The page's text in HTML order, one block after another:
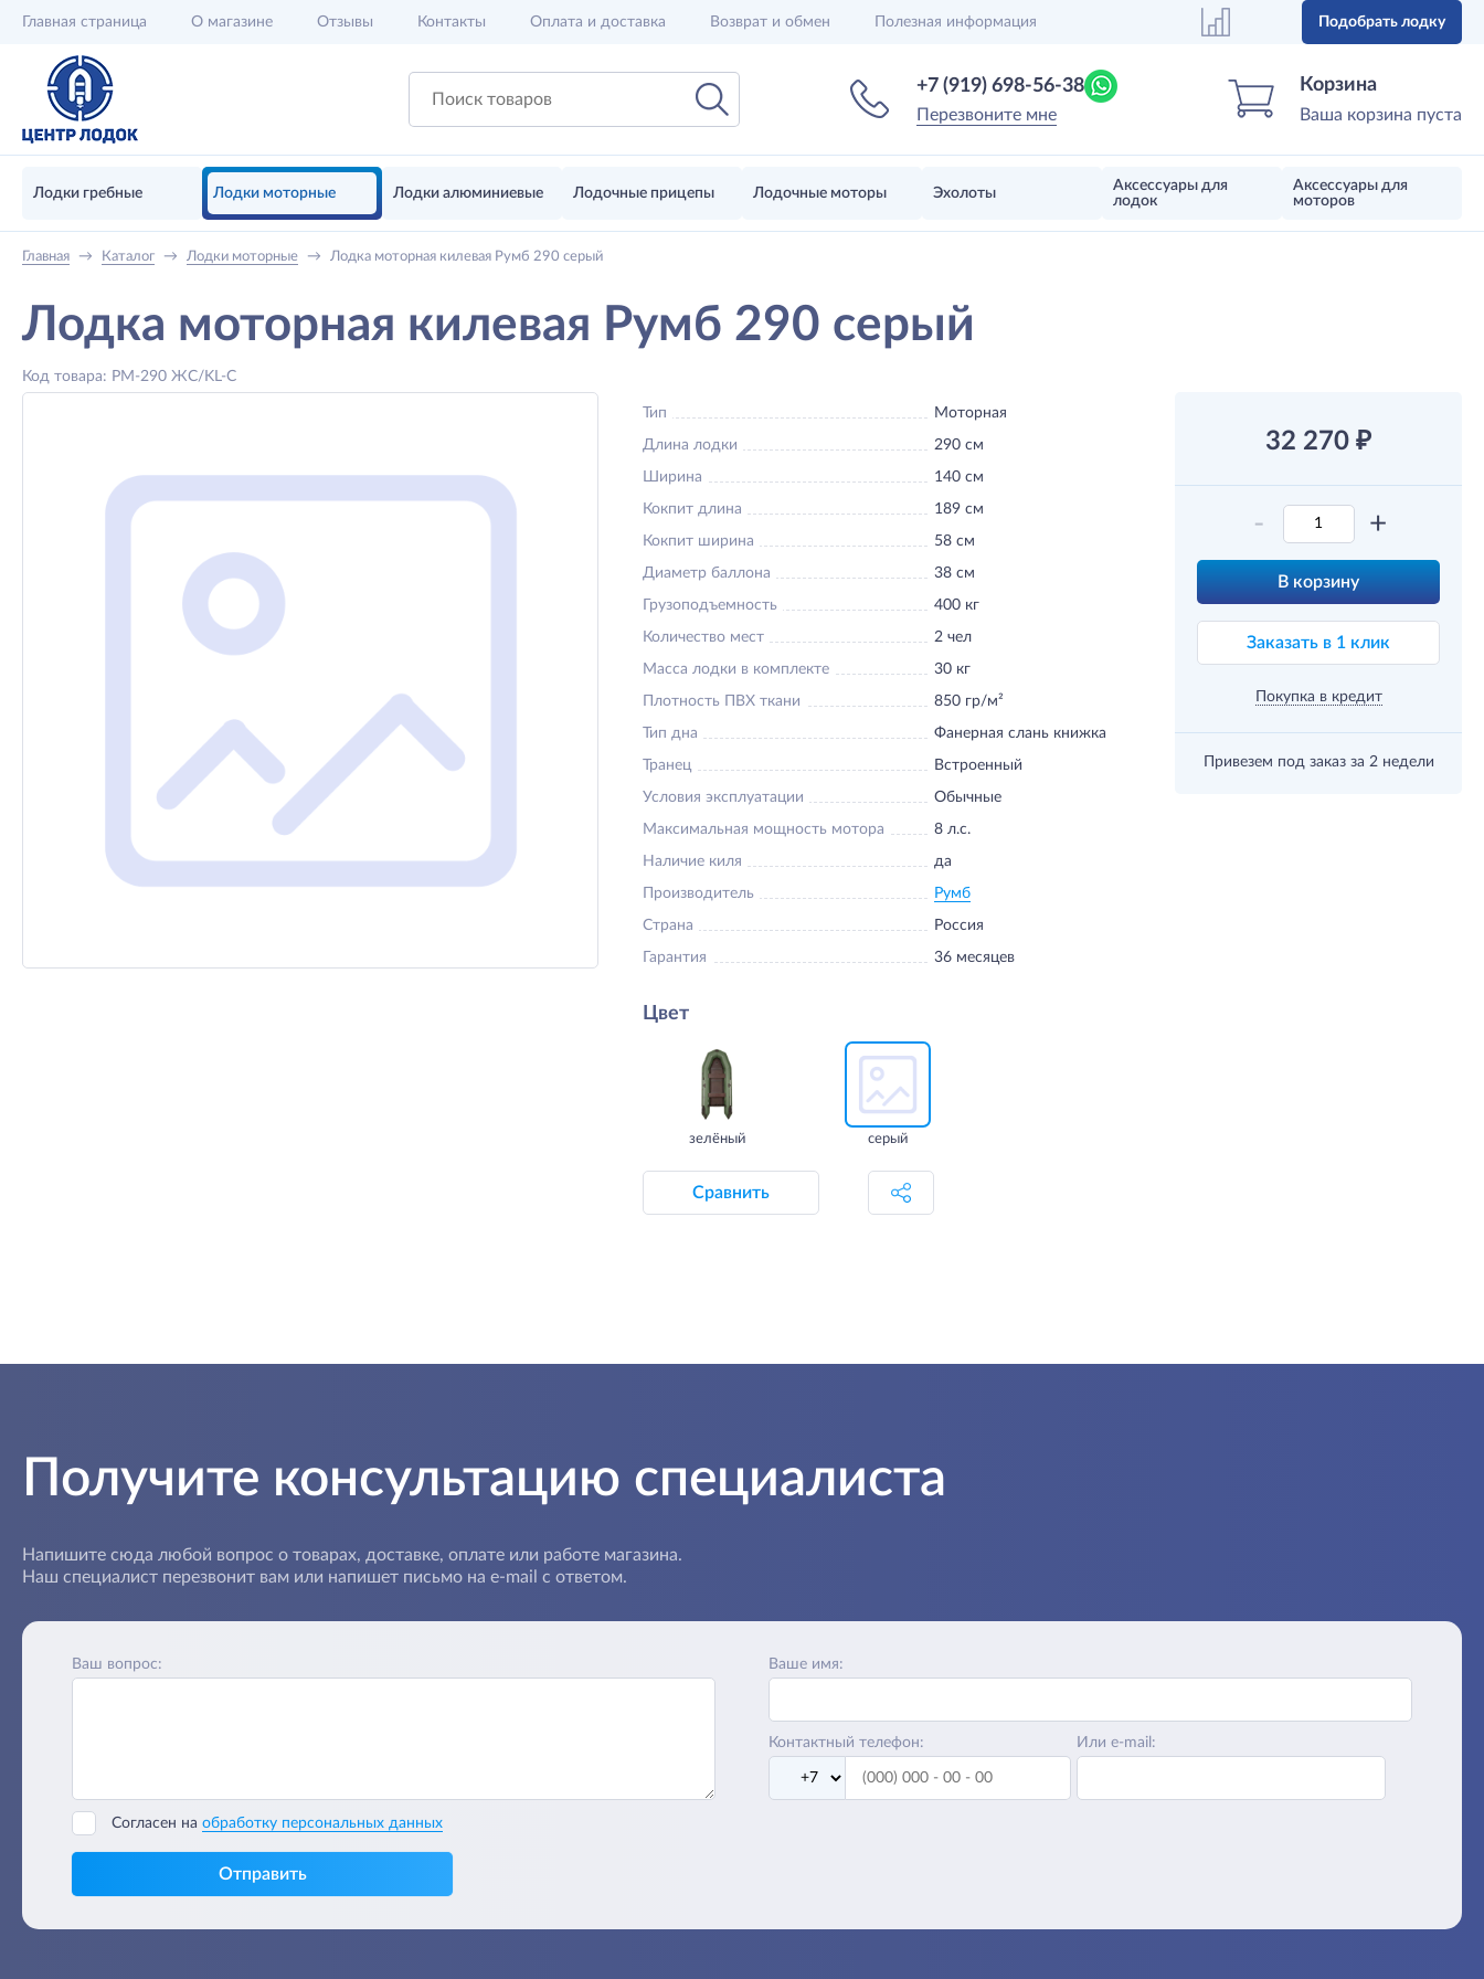
Главная страница О магазине Отзывы Контакты Оплата и доставка Возврат и обмен Полезная информация Подобрать лодку
Корзина
Ваша корзина пуста
+7 (919) 698-56-38
Перезвоните мне
Лодки гребные Лодки моторные Лодки алюминиевые Лодочные прицепы Лодочные моторы Эхолоты
Аксессуары для
лодок
Аксессуары для
моторов
Главная → Каталог → Лодки моторные → Лодка моторная килевая Румб 290 серый
Лодка моторная килевая Румб 290 серый
Код товара: РМ-290 ЖС/KL-С
32 270 ₽
- +
В корзину
Заказать в 1 клик
Покупка в кредит
Привезем под заказ за 2 недели
Тип Моторная
Длина лодки 290 см
Ширина 140 см
Кокпит длина 189 см
Кокпит ширина 58 см
Диаметр баллона 38 см
Грузоподъемность 400 кг
Количество мест 2 чел
Масса лодки в комплекте 30 кг
Плотность ПВХ ткани 850 гр/м²
Тип дна Фанерная слань книжка
Транец Встроенный
Условия эксплуатации Обычные
Максимальная мощность мотора 8 л.с.
Наличие киля да
Производитель Румб
Страна Россия
Гарантия 36 месяцев
Цвет
зелёный серый
Сравнить
Получите консультацию специалиста
Напишите сюда любой вопрос о товарах, доставке, оплате или работе магазина.
Наш специалист перезвонит вам или напишет письмо на e-mail с ответом.
Ваш вопрос: Ваше имя:
Контактный телефон: Или e-mail:
Согласен на обработку персональных данных
Отправить